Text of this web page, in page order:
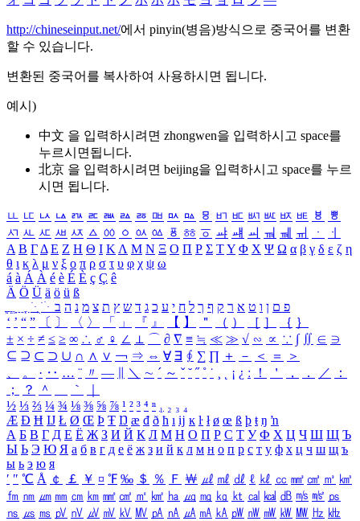
http://chineseinput.net/에서 pinyin(병음)방식으로 중국어를 변환
할 수 있습니다.
변환된 중국어를 복사하여 사용하시면 됩니다.
예시)
中文 을 입력하시려면 zhongwen을 입력하시고 space를
누르시면됩니다.
北京 을 입력하시려면 beijing을 입력하시고 space를 누르
시면 됩니다.
ㅥ ㅦ ㅧ ㅨ ㅩ ㅪ ㅫ ㅬ ㅭ ㅮ ㅯ ㅰ ㅱ ㅲ ㅳ ㅴ ㅵ ㅶ ㅷ ㅸ
ㅹ
ㅺ ㅻ ㅼ ㅽ ㅾ ㅿ ㆀ ㆁ ㆂ ㆃ ㆄ ㆅ ㆆ ㆇ ㆈ ㆉ ㆊ ㆋ ㆌ ㆍ
ㆎ
Α Β ΓΔ Ε Ζ Η Θ Ι ΚΛ Μ Ν Ξ Ο Π Ρ Σ ΤΥ Φ Χ Ψ Ω α β γ δ ε ζ η
θ ι κ λ μ ν ξ ο π ρ σ τ υ φ χ ψ ω
á à Á À é è É È ç Ç ê
Ä Ö Ü ä ö ü ß
ִֶֹ ֻּ ׁׂ פ ם ן ו ט א ר ק ף ך ל ח י ע כ ג ד ש ץ ת צ מ נ ה ב
‘ ’ “ ” 〔 〕 〈 〉 「 」 『 』 【 】 ＂ （ ） ［ ］ ｛ ｝
± × ÷ ≠ ≤ ≥ ∞ ∴ ♂ ♀ ∠ ⊥ ⌒ ∂ ∇ ≡ ≒ ≪ ≫ √ ∽ ∝ ∵ ∫ ∬ ∈ ∋
⊆ ⊇ ⊂ ⊃ ∪ ∩ ∧ ∨ ￢ ⇒ ⇔ ∀ ∃ ∮ ∑ ∏ ＋ － ＜ ＝
＞
、
。 · ‥ … ¨ 〃 ― ＼ ∼ ´ ～ ˇ ˘ ˝ ˚ ˙ ¸ ¡ ¿ ː ！ ＇ ， ． ／
：
；
？ ＾ ｀
½ ⅓ ⅔ ¼ ¾ ⅛ ⅜ ⅝ ⅞ ¹ ² ³ ⁴ ⁿ ₁ ₂ ₃ ₄
Æ Ð Ħ Ĳ Ł Ø Œ Þ Ŧ Ŋ æ đ ð ħ ı ĳ ĸ ŀ ł ø œ ß þ ŧ ŋ ŉ
А Б В Г Д Е Ё Ж З И Й К Л М Н О П Р С Т У Ф Х Ц Ч Ш Щ Ъ
Ы Ь Э Ю Я а б в г д е ё ж з и й к л м н о п р с т у ф х ц ч ш щ ъ
ы ь э ю я
′ ″ ℃ Å ￠ ￡ ￥ ¤ ℉ ‰ ＄ ％ Ｆ ￦ ㎕ ㎖ ㎗ ℓ ㎘ ㏄ ㎣ ㎤ ㎥ ㎦
㎙ ㎚ ㎛ ㎜ ㎝ ㎞ ㎟ ㎠ ㎡ ㎢ ㏊ ㎍ ㎎ ㎏ ㏏ ㎈ ㎉ ㏈ ㎧ ㎨ ㎰
㎱ ㎲ ㎳ ㎴ ㎵ ㎶ ㎷ ㎸ ㎹ ㎀ ㎁ ㎂ ㎃ ㎄ ㎺ ㎻ ㎽ ㎾ ㎿ ㎐ ㎑